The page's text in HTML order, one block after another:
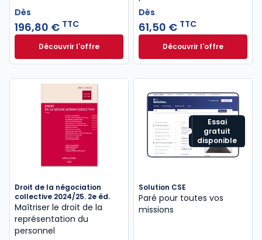
Dès
196,80 € TTC
Découvrir l'offreL'appel expert à partir de
Dès
Dès
61,50 € TTC
Découvrir l'offre
Droit de la
Dès
Droit de la négociation
collective 2024/25. 2e éd.
Maîtriser le droit de la
représentation du
personnel
Essai
gratuit
disponible
Solution CSE
Paré pour toutes vos
missions